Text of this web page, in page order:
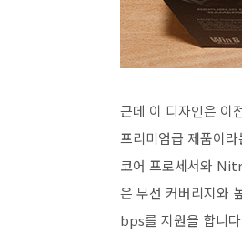
근데 이 디자인은 이
프리미엄급 제품이
코어 프로세서와
은 무선 커버리지와
bps를 지원을 합니